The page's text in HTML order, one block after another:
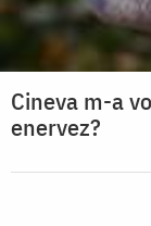
Cineva m-a
enervez?